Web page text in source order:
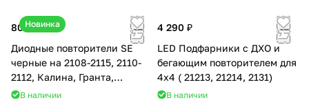
Новинка
800 ₽
Диодные повторители SE
черные на 2108-2115, 2110-
2112, Калина, Гранта,
Приора
В наличии
4 290 ₽
LED Подфарники с ДХО и
бегающим повторителем для
4x4 ( 21213, 21214, 2131)
В наличии